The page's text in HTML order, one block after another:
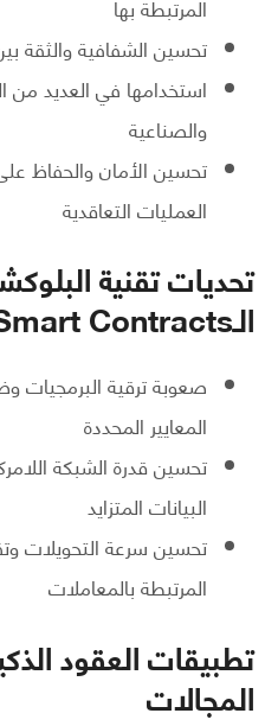
تحسين الشفافية والثقة
استخدامها في العديد من
والصناعية
تحسين الأمان والحفاظ
العمليات التعاقدية
تحديات تقنية
الـSmart Contracts
صعوبة ترقية البرمجيات
المعايير المحددة
تحسين قدرة الشبكة
البيانات المتزايد
تحسين سرعة التحويلات
المرتبطة بالمعاملات
تطبيقات العقود
المجالات